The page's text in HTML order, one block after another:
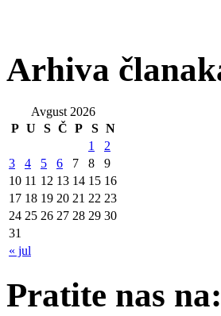
Arhiva
Avgust 2026
P U S Č P S N
« jul
1
2
3
4 5 6 7 8
9
10 11 12 13 14 15 16
17 18 19 20 21 22 23
24 25 26 27 28 29 30
31
Pratite nas na: